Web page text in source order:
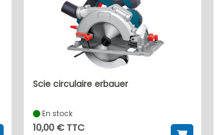
scie circulaire erbauer
En stock
10,00 € TTC